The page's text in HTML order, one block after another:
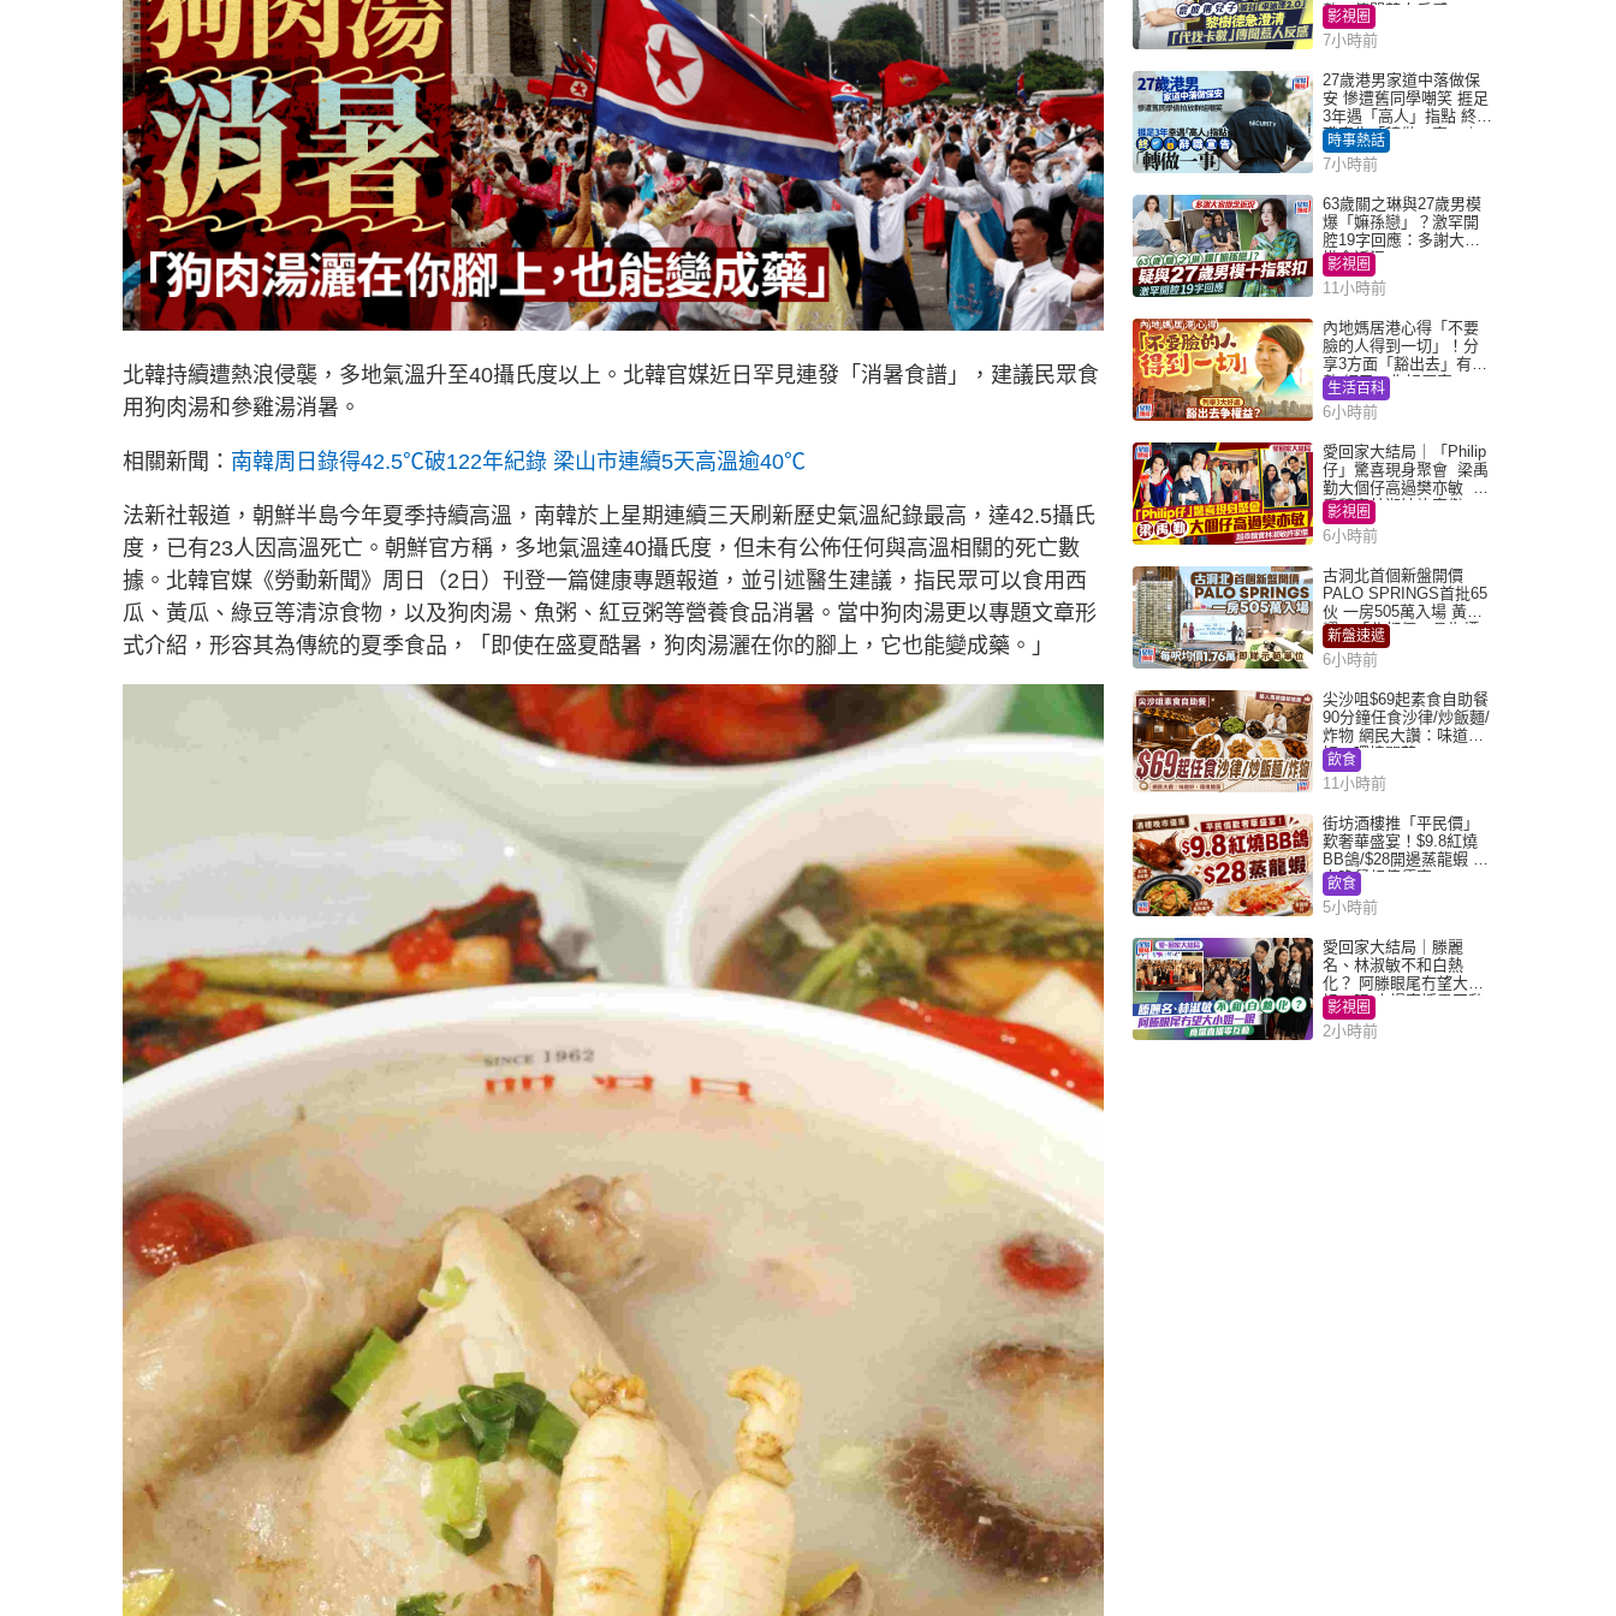
北韓持續遭熱浪侵襲，多地氣溫升至40攝氏度以上。北韓官媒近日罕見連發「消暑食譜」，建議民眾食
用狗肉湯和參雞湯消暑。
相關新聞： 南韓周日錄得42.5℃破122年紀錄 梁山市連續5天高溫逾40℃
法新社報道，朝鮮半島今年夏季持續高溫，南韓於上星期連續三天刷新歷史氣溫紀錄最高，達42.5攝氏
度，已有23人因高溫死亡。朝鮮官方稱，多地氣溫達40攝氏度，但未有公佈任何與高溫相關的死亡數
據。北韓官媒《勞動新聞》周日（2日）刊登一篇健康專題報道，並引述醫生建議，指民眾可以食用西
瓜、黃瓜、綠豆等清涼食物，以及狗肉湯、魚粥、紅豆粥等營養食品消暑。當中狗肉湯更以專題文章形
式介紹，形容其為傳統的夏季食品，「即使在盛夏酷暑，狗肉湯灑在你的腳上，它也能變成藥。」
數」傳聞惹人反感
影視圈
7小時前
27歲港男家道中落做保
安 慘遭舊同學嘲笑 捱足
3年遇「高人」指點 終辭
職宣告「轉做一事」｜
Juicy叮
時事熱話
7小時前
63歲關之琳與27歲男模
爆「嫲孫戀」？激罕開
腔19字回應：多謝大家
掛念近況
影視圈
11小時前
內地媽居港心得「不要
臉的人得到一切」！分
享3方面「豁出去」有著
數 網民：你好厲害
生活百科
6小時前
愛回家大結局｜「Philip
仔」驚喜現身聚會 梁禹
勤大個仔高過樊亦敏 超
乖黐實林淑敏許家傑
影視圈
6小時前
古洞北首個新盤開價
PALO SPRINGS首批65
伙 一房505萬入場 黃光
耀：「北都價」具指標
作用
新盤速遞
6小時前
尖沙咀$69起素食自助餐
90分鐘任食沙律/炒飯麵/
炸物 網民大讚：味道
好，環境闊落
飲食
11小時前
街坊酒樓推「平民價」
歎奢華盛宴！$9.8紅燒
BB鴿/$28開邊蒸龍蝦 3
大晚餐超值優惠
飲食
5小時前
愛回家大結局｜滕麗
名、林淑敏不和白熱
化？ 阿滕眼尾冇望大小
姐一眼 商場直播零互動
影視圈
2小時前